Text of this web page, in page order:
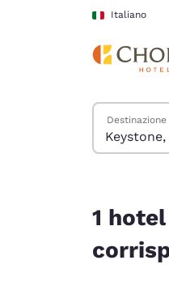
Vai A Contenuto Principale
Italiano
Cerca hotel
Destinazione
1